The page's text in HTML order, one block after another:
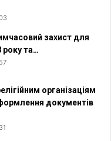
захист для
року та…
організаціям
документів